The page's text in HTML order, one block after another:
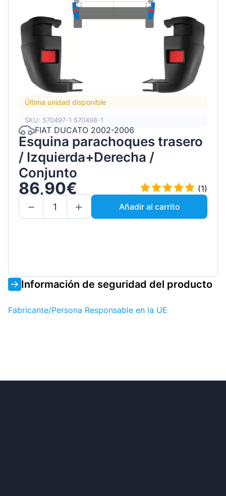
Última unidad disponible
SKU: 570497-1 570498-1
FIAT DUCATO 2002-2006
Esquina parachoques trasero
/ Izquierda+Derecha /
Conjunto
86,90€
(1)
Añadir al carrito
Información de seguridad del producto
Fabricante/Persona Responsable en la UE